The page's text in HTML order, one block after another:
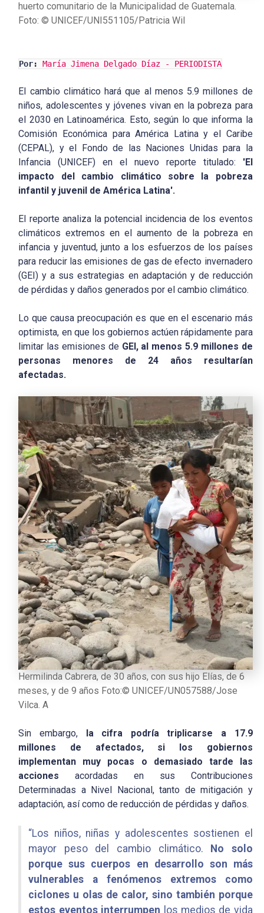
huerto comunitario de la Municipalidad de Guatemala.
Foto: © UNICEF/UNI551105/Patricia Wil
Por: María Jimena Delgado Díaz - PERIODISTA
El cambio climático hará que al menos 5.9 millones de
niños, adolescentes y jóvenes vivan en la pobreza para
el 2030 en Latinoamérica. Esto, según lo que informa la
Comisión Económica para América Latina y el Caribe
(CEPAL), y el Fondo de las Naciones Unidas para la
Infancia (UNICEF) en el nuevo reporte titulado: 'El
impacto del cambio climático sobre la pobreza
infantil y juvenil de América Latina'.
El reporte analiza la potencial incidencia de los eventos
climáticos extremos en el aumento de la pobreza en
infancia y juventud, junto a los esfuerzos de los países
para reducir las emisiones de gas de efecto invernadero
(GEI) y a sus estrategias en adaptación y de reducción
de pérdidas y daños generados por el cambio climático.
Lo que causa preocupación es que en el escenario más
optimista, en que los gobiernos actúen rápidamente para
limitar las emisiones deGEI, al menos 5.9 millones de
personas menores de 24 años resultarían
afectadas.
Hermilinda Cabrera, de 30 años, con sus hijo Elías, de 6
meses, y de 9 años Foto:© UNICEF/UN057588/Jose
Vilca. A
Sin embargo, la cifra podría triplicarse a 17.9
millones de afectados, si los gobiernos
implementan muy pocas o demasiado tarde las
accionesacordadas en sus Contribuciones
Determinadas a Nivel Nacional, tanto de mitigación y
adaptación, así como de reducción de pérdidas y daños.
“Los niños, niñas y adolescentes sostienen el
mayor peso del cambio climático.
No solo
porque sus cuerpos en desarrollo son más
vulnerables a fenómenos extremos como
ciclones u olas de calor, sino también porque
estos eventos interrumpen los medios de vida